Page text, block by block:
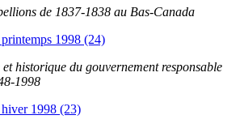
de 1837-1838 au Bas-Canada
1998 (24)
et historique du gouvernement responsable
1998
1998 (23)